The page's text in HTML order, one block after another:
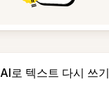
AI로 텍스트 다시 쓰기